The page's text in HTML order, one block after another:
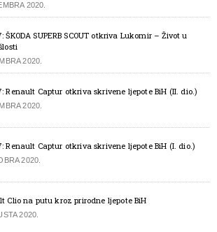
2020.
ŠKODA SUPERB SCOUT otkriva Lukomir – Život u
2020.
Renault Captur otkriva skrivene ljepote BiH (II. dio.)
2020.
Renault Captur otkriva skrivene ljepote BiH (I. dio.)
2020.
Clio na putu kroz prirodne ljepote BiH
2020.